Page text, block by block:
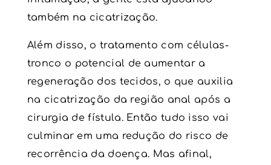
também na cicatrização.
Além disso, o tratamento com células-
tronco o potencial de aumentar a
regeneração dos tecidos, o que auxilia
na cicatrização da região anal após a
cirurgia de fístula. Então tudo isso vai
culminar em uma redução do risco de
recorrência da doença. Mas afinal,